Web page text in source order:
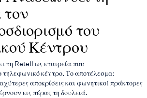
του
Κέντρου
τη Retell ως εταιρεία που
τηλεφωνικό κέντρο. Το αποτέλεσμα:
αποκρίσεις και φωνητικοί πράκτορες
εις πέρας τη δουλειά.